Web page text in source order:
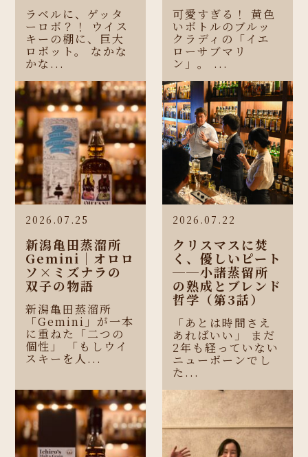
ラベルに、ゲッタ
ーロボ？！ ウイス
キーの棚に、巨大
ロボット。 なかな
かな...
可愛すぎる！ 黄色
いボトルのブルッ
クラディの「イエ
ローサブマリ
ン」。 ...
2026.07.25
新潟亀田蒸溜所
Gemini｜オロロ
ソ×ミズナラの
双子の物語
新潟亀田蒸溜所
「Gemini」が一本
に重ねた「二つの
個性」 「もしウイ
スキーを人...
2026.07.22
クリスマスに焚
く、優しいピート
──小諸蒸留所
の熟成とブレンド
哲学（第3話）
「あとは時間さえ
あればいい」 まだ
2年も経っていない
ニューボーンでし
た...